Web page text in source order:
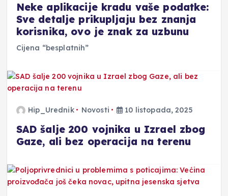
Neke aplikacije kradu vaše podatke:
Sve detalje prikupljaju bez znanja
korisnika, ovo je znak za uzbunu
Cijena “besplatnih”
Hip_Urednik Novosti 10 listopada, 2025
SAD šalje 200 vojnika u Izrael zbog
Gaze, ali bez operacija na terenu